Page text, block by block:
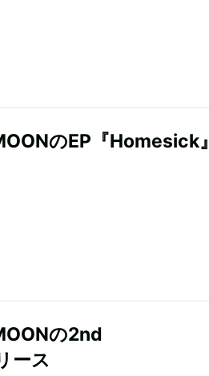
のEP『Homesick
の2nd
ース